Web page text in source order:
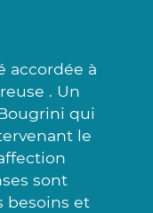
accordée à
. Un
qui
le
sont
besoins et